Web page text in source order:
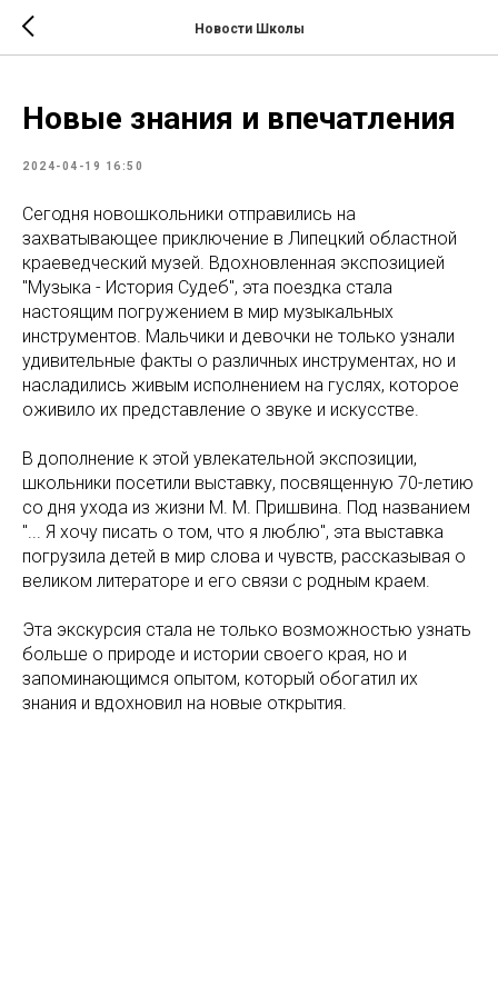
Новости Школы
Новые знания и впечатления
2024-04-19 16:50
Сегодня новошкольники отправились на
захватывающее приключение в Липецкий областной
краеведческий музей. Вдохновленная экспозицией
"Музыка - История Судеб", эта поездка стала
настоящим погружением в мир музыкальных
инструментов. Мальчики и девочки не только узнали
удивительные факты о различных инструментах, но и
насладились живым исполнением на гуслях, которое
оживило их представление о звуке и искусстве.
В дополнение к этой увлекательной экспозиции,
школьники посетили выставку, посвященную 70-летию
со дня ухода из жизни М. М. Пришвина. Под названием
"... Я хочу писать о том, что я люблю", эта выставка
погрузила детей в мир слова и чувств, рассказывая о
великом литераторе и его связи с родным краем.
Эта экскурсия стала не только возможностью узнать
больше о природе и истории своего края, но и
запоминающимся опытом, который обогатил их
знания и вдохновил на новые открытия.